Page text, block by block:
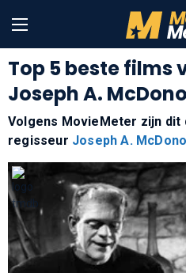
Top 5 beste films
Joseph A.
Volgens MovieMeter zijn dit
regisseur Joseph A.